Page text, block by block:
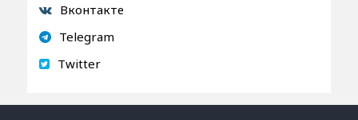
Вконтакте
Telegram
Twitter